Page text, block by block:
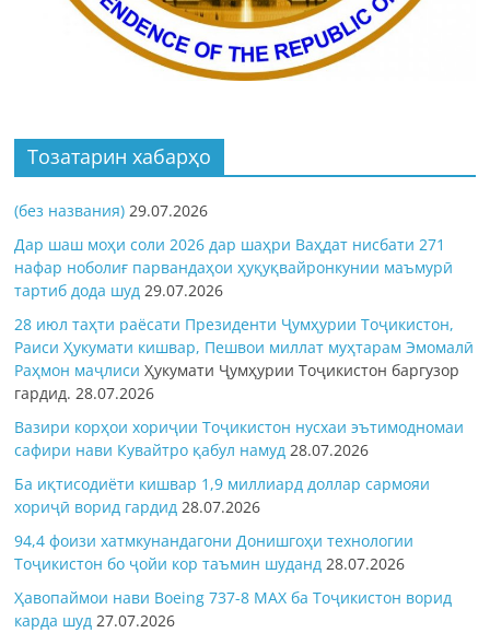
Тозатарин хабарҳо
(без названия) 29.07.2026
Дар шаш моҳи соли 2026 дар шаҳри Ваҳдат нисбати 271
нафар ноболиғ парвандаҳои ҳуқуқвайронкунии маъмурӣ
тартиб дода шуд 29.07.2026
28 июл таҳти раёсати Президенти Ҷумҳурии Тоҷикистон,
Раиси Ҳукумати кишвар, Пешвои миллат муҳтарам Эмомалӣ
Раҳмон маҷлисиҲукумати Ҷумҳурии Тоҷикистон баргузор
гардид.28.07.2026
Вазири корҳои хориҷии Тоҷикистон нусхаи эътимодномаи
сафири нави Кувайтро қабул намуд 28.07.2026
Ба иқтисодиёти кишвар 1,9 миллиард доллар сармояи
хориҷӣ ворид гардид 28.07.2026
94,4 фоизи хатмкунандагони Донишгоҳи технологии
Тоҷикистон бо ҷойи кор таъмин шуданд 28.07.2026
Ҳавопаймои нави Boeing 737-8 MAX ба Тоҷикистон ворид
карда шуд 27.07.2026